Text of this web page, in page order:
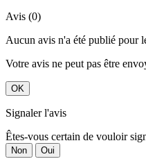
Avis (0)
Aucun avis n'a été publié pour
Votre avis ne peut pas être
OK
Signaler l'avis
Êtes-vous certain de vouloir
Non Oui